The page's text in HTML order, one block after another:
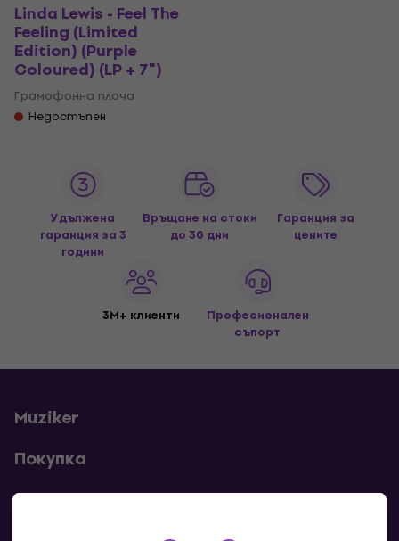
Linda Lewis - Feel The
Feeling (Limited
Edition) (Purple
Coloured) (LP + 7")
Грамофонна плоча
Недостъпен
Удължена
гаранция за 3
години
Връщане на стоки
до 30 дни
Гаранция за
цените
3M+ клиенти
Професионален
съпорт
Muziker
Покупка
Полезни линкове